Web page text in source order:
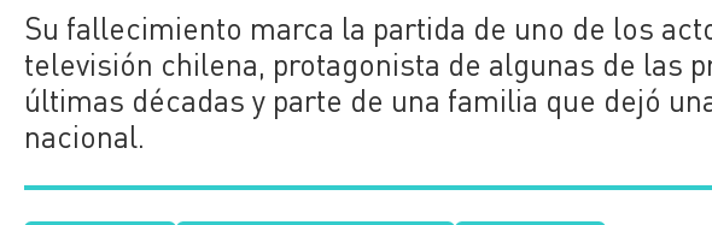
Su fallecimiento marca la partida de uno de los
televisión chilena, protagonista de algunas de las
últimas décadas y parte de una familia que dejó
nacional.